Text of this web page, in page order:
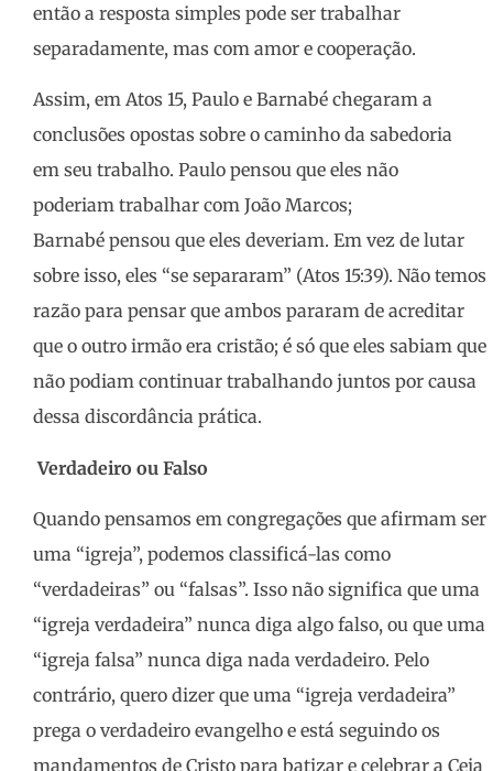
então a resposta simples pode ser trabalhar
separadamente, mas com amor e cooperação.
Assim, em Atos 15, Paulo e Barnabé chegaram a
conclusões opostas sobre o caminho da sabedoria
em seu trabalho. Paulo pensou que eles não
poderiam trabalhar com João Marcos;
Barnabé pensou que eles deveriam. Em vez de lutar
sobre isso, eles “se separaram” (Atos 15:39). Não temos
razão para pensar que ambos pararam de acreditar
que o outro irmão era cristão; é só que eles sabiam que
não podiam continuar trabalhando juntos por causa
dessa discordância prática.
Verdadeiro ou Falso
Quando pensamos em congregações que afirmam ser
uma “igreja”, podemos classificá-las como
“verdadeiras” ou “falsas”. Isso não significa que uma
“igreja verdadeira” nunca diga algo falso, ou que uma
“igreja falsa” nunca diga nada verdadeiro. Pelo
contrário, quero dizer que uma “igreja verdadeira”
prega o verdadeiro evangelho e está seguindo os
mandamentos de Cristo para batizar e celebrar a Ceia